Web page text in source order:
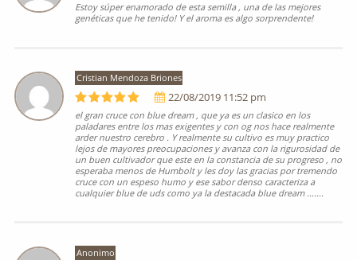
Estoy súper enamorado de esta semilla , una de las mejores
genéticas que he tenido! Y el aroma es algo sorprendente!
Cristian Mendoza Briones
22/08/2019 11:52 pm
el gran cruce con blue dream , que ya es un clasico en los
paladares entre los mas exigentes y con og nos hace realmente
arder nuestro cerebro . Y realmente su cultivo es muy practico
lejos de mayores preocupaciones y avanza con la rigurosidad de
un buen cultivador que este en la constancia de su progreso , no
esperaba menos de Humbolt y les doy las gracias por tremendo
cruce con un espeso humo y ese sabor denso caracteriza a
cualquier blue de uds como ya la destacada blue dream .......
Anonimo